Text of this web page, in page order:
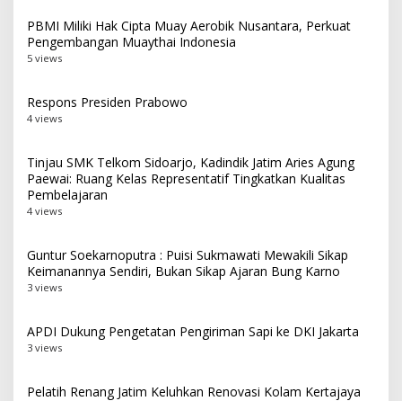
PBMI Miliki Hak Cipta Muay Aerobik Nusantara, Perkuat
Pengembangan Muaythai Indonesia
5 views
Respons Presiden Prabowo
4 views
Tinjau SMK Telkom Sidoarjo, Kadindik Jatim Aries Agung
Paewai: Ruang Kelas Representatif Tingkatkan Kualitas
Pembelajaran
4 views
Guntur Soekarnoputra : Puisi Sukmawati Mewakili Sikap
Keimanannya Sendiri, Bukan Sikap Ajaran Bung Karno
3 views
APDI Dukung Pengetatan Pengiriman Sapi ke DKI Jakarta
3 views
Pelatih Renang Jatim Keluhkan Renovasi Kolam Kertajaya